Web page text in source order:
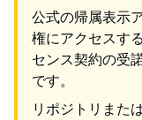
公式の帰属表示
権にアクセスす
センス契約の受
です。
リポジトリまた